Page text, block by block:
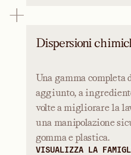
Dispersioni
Una gamma completa
aggiunto, a
volte a migliorare la
una manipolazione
gomma e plastica.
VISUALIZZA LA